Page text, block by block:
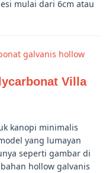
mulai dari 6cm atau
Villa
kanopi minimalis
yang lumayan
seperti gambar di
hollow galvanis